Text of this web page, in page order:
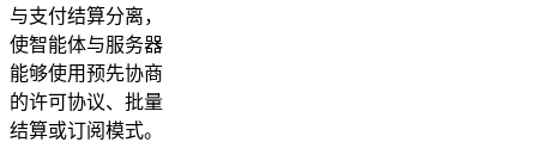
与支付结算分离，
使智能体与服务器
能够使用预先协商
的许可协议、批量
结算或订阅模式。